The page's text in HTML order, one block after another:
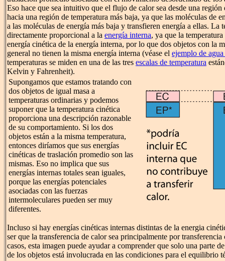
Eso hace que sea intuitivo que el flujo de calor sea desde una región
hacia una región de temperatura más baja, ya que las moléculas de
a las moléculas de energía más baja y transfieren energía a ellas. La
directamente proporcional a la energía interna, ya que la
energía cinética de la energía interna, por lo que dos objetos con la
general no tienen la misma energía interna (véase el ejemplo de
temperaturas se miden en una de las tres escalas de temperatura
Kelvin y Fahrenheit).
Supongamos que estamos tratando con
dos objetos de igual masa a
temperaturas ordinarias y podemos
suponer que la temperatura cinética
proporciona una descripción razonable
de su comportamiento. Si los dos
objetos están a la misma temperatura,
entonces diríamos que sus energías
cinéticas de traslación promedio son las
mismas. Eso no implica que sus
energías internas totales sean iguales,
porque las energías potenciales
asociadas con las fuerzas
intermoleculares pueden ser muy
diferentes.
Incluso si hay energías cinéticas internas distintas de la energia
ser que la transferencia de calor sea principalmente por
casos, esta imagen puede ayudar a comprender que solo una parte
de los objetos está involucrada en las condiciones para el equilibrio